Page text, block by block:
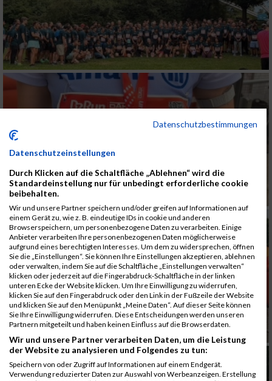
Datenschutzbestimmungen
Datenschutzeinstellungen
Durch Klicken auf die Schaltfläche „Ablehnen“ wird die
Standardeinstellung nur für unbedingt erforderliche cookie
beibehalten.
Wir und unsere Partner speichern und/oder greifen auf Informationen auf
einem Gerät zu, wie z. B. eindeutige IDs in cookie und anderen
Browserspeichern, um personenbezogene Daten zu verarbeiten. Einige
Anbieter verarbeiten Ihre personenbezogenen Daten möglicherweise
aufgrund eines berechtigten Interesses. Um dem zu widersprechen, öffnen
Sie die „Einstellungen“. Sie können Ihre Einstellungen akzeptieren, ablehnen
oder verwalten, indem Sie auf die Schaltfläche „Einstellungen verwalten“
klicken oder jederzeit auf die Fingerabdruck-Schaltfläche in der linken
unteren Ecke der Website klicken. Um Ihre Einwilligung zu widerrufen,
klicken Sie auf den Fingerabdruck oder den Link in der Fußzeile der Website
und klicken Sie auf den Menüpunkt „Meine Daten“. Auf dieser Seite können
Sie Ihre Einwilligung widerrufen. Diese Entscheidungen werden unseren
Partnern mitgeteilt und haben keinen Einfluss auf die Browserdaten.
Wir und unsere Partner verarbeiten Daten, um die Leistung
der Website zu analysieren und Folgendes zu tun:
Speichern von oder Zugriff auf Informationen auf einem Endgerät.
Verwendung reduzierter Daten zur Auswahl von Werbeanzeigen. Erstellung